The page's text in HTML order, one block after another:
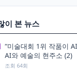
이 본 뉴스
“미술대회 1위 작품이
AI와 예술의 현주소 (2)
조회 64회